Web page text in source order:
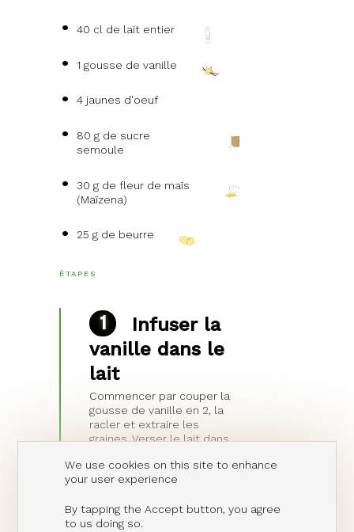
40 cl de lait entier
1 gousse de vanille
4 jaunes d'oeuf
80 g de sucre
semoule
30 g de fleur de maïs
(Maïzena)
25 g de beurre
ÉTAPES
Infuser la
vanille dans le
lait
Commencer par couper la
gousse de vanille en 2, la
racler et extraire les
graines. Verser le lait dans
gousse et les graines et
porter le lait jusqu'à
du feu, couvrir et laisser
infuser au moins 15 minutes.
We use cookies on this site to enhance
your user experience
By tapping the Accept button, you agree
to us doing so.